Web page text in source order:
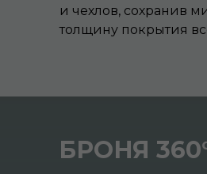
и чехлов, сохранив
толщину покрытия
БРОНЯ